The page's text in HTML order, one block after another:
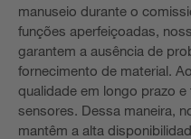
manuseio durante o
funções aperfeiçoadas,
garantem a ausência de
fornecimento de material.
qualidade em longo prazo
sensores. Dessa maneira,
mantêm a alta